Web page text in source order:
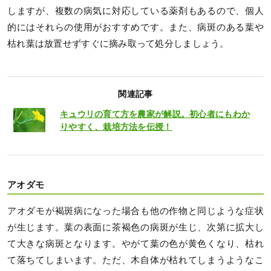
しますが、複数の病気に対応している薬剤もあるので、個人
的にはそれらの使用がおすすめです。また、病斑のある葉や
枯れ葉は放置せずすぐに摘み取って処分しましょう。
関連記事
キュウリの育て方を農家が解説。初心者にもわか
りやすく、栽培方法を伝授！
アオダモ
アオダモが褐斑病になった場合も他の作物と同じような症状
が生じます。葉の表面に茶褐色の病斑が生じ、次第に拡大し
て大きな病斑となります。やがて葉の色が黄色くなり、枯れ
て落ちてしまいます。ただ、木自体が枯れてしまうようなこ